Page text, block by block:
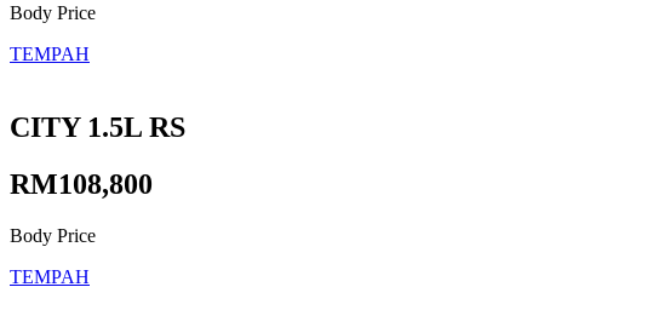
Body Price
TEMPAH
CITY 1.5L RS
RM108,800
Body Price
TEMPAH